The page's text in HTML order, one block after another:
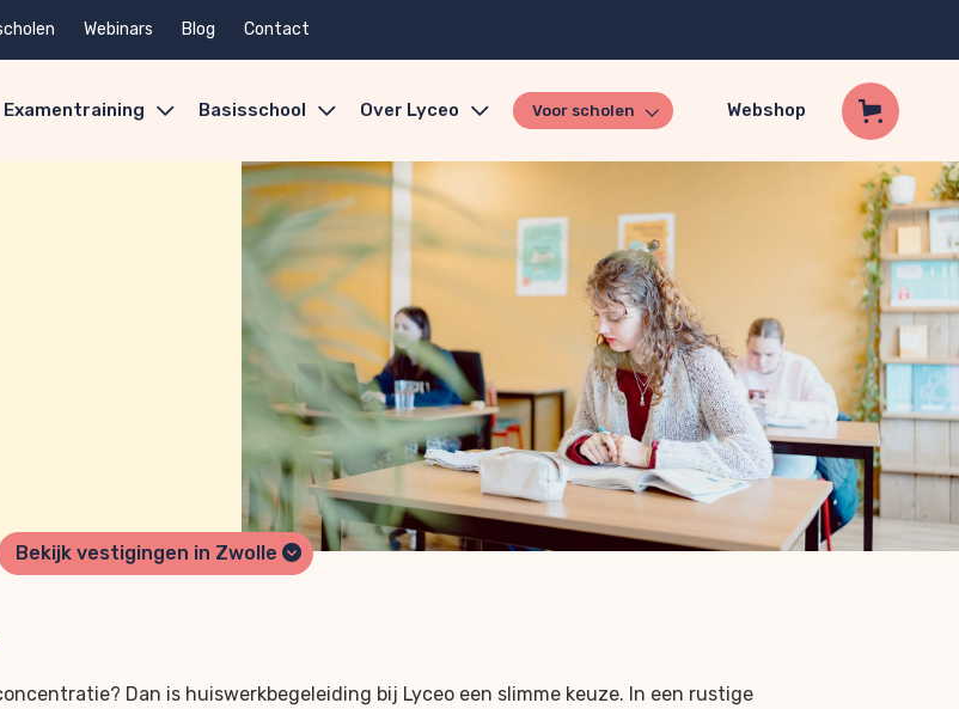
Webinars Blog Contact
Examentraining Basisschool Over Lyceo Voor scholen Webshop
Bekijk vestigingen in Zwolle
Dan is huiswerkbegeleiding bij Lyceo een slimme keuze. In een rustige